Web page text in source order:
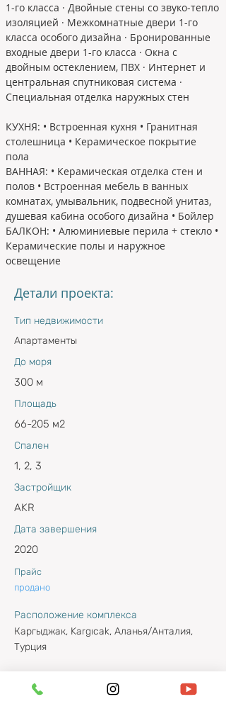
1-го класса · Двойные стены со звуко-тепло
изоляцией · Межкомнатные двери 1-го
класса особого дизайна · Бронированные
входные двери 1-го класса · Окна с
двойным остеклением, ПВХ · Интернет и
центральная спутниковая система ·
Специальная отделка наружных стен
КУХНЯ: • Встроенная кухня • Гранитная
столешница • Керамическое покрытие
пола
ВАННАЯ: • Керамическая отделка стен и
полов • Встроенная мебель в ванных
комнатах, умывальник, подвесной унитаз,
душевая кабина особого дизайна • Бойлер
БАЛКОН: • Алюминиевые перила + стекло •
Керамические полы и наружное
освещение
Детали проекта:
Тип недвижимости
Апартаменты
До моря
300 м
Площадь
66-205 м2
Спален
1, 2, 3
Застройщик
AKR
Дата завершения
2020
Прайс
продано
Расположение комплекса
Каргыджак, Kargıcak, Аланья/Анталия,
Турция